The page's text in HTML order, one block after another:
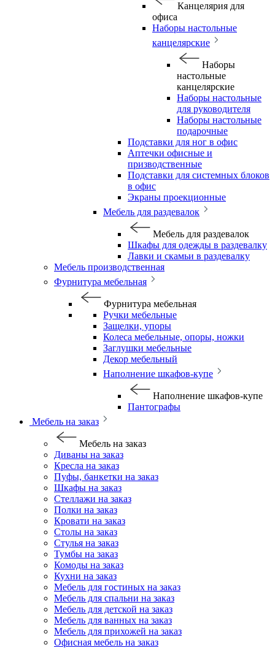
Канцелярия для
офиса
Наборы настольные
канцелярские
Наборы
настольные
канцелярские
Наборы настольные
для руководителя
Наборы настольные
подарочные
Подставки для ног в офис
Аптечки офисные и
призводственные
Подставки для системных блоков
в офис
Экраны проекционные
Мебель для раздевалок
Мебель для раздевалок
Шкафы для одежды в раздевалку
Лавки и скамьи в раздевалку
Мебель производственная
Фурнитура мебельная
Фурнитура мебельная
Ручки мебельные
Защелки, упоры
Колеса мебельные, опоры, ножки
Заглушки мебельные
Декор мебельный
Наполнение шкафов-купе
Наполнение шкафов-купе
Пантографы
Мебель на заказ
Мебель на заказ
Диваны на заказ
Кресла на заказ
Пуфы, банкетки на заказ
Шкафы на заказ
Стеллажи на заказ
Полки на заказ
Кровати на заказ
Столы на заказ
Стулья на заказ
Тумбы на заказ
Комоды на заказ
Кухни на заказ
Мебель для гостиных на заказ
Мебель для спальни на заказ
Мебель для детской на заказ
Мебель для ванных на заказ
Мебель для прихожей на заказ
Офисная мебель на заказ